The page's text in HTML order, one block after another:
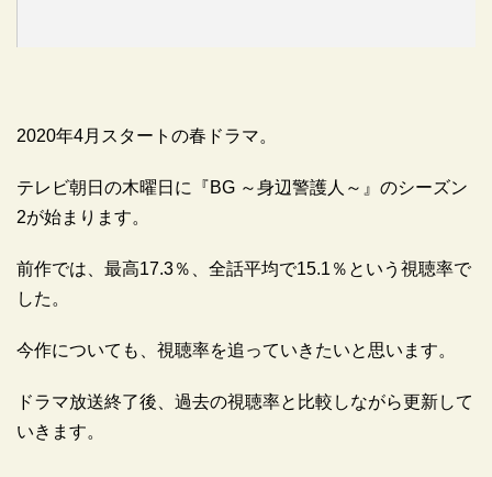
2020年4月スタートの春ドラマ。
テレビ朝日の木曜日に『BG ～身辺警護人～』のシーズン
2が始まります。
前作では、最高17.3％、全話平均で15.1％という視聴率で
した。
今作についても、視聴率を追っていきたいと思います。
ドラマ放送終了後、過去の視聴率と比較しながら更新して
いきます。